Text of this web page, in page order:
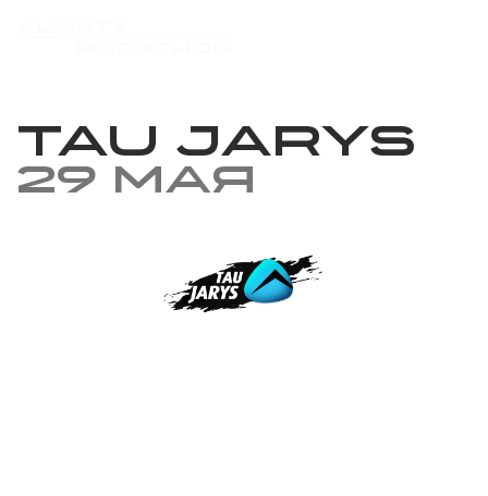
TAU JARYS
29 мая